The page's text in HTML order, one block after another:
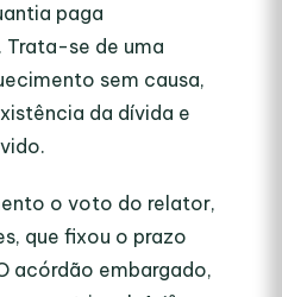
paga
Trata-se de uma
sem causa,
da dívida e
o voto do relator,
que fixou o prazo
acórdão embargado,